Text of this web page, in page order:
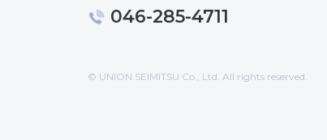
046-285-4711
© UNION SEIMITSU Co., Ltd. All rights reserved.